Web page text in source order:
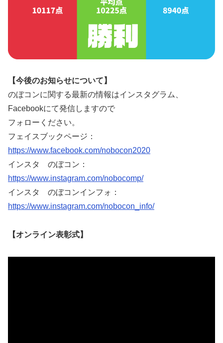
【今後のお知らせについて】
のぼコンに関する最新の情報はインスタグラム、
Facebookにて発信しますので
フォローください。
フェイスブックページ：
https://www.facebook.com/nobocon2020
インスタ のぼコン：
https://www.instagram.com/nobocomp/
インスタ のぼコンインフォ：
https://www.instagram.com/nobocon_info/
【オンライン表彰式】